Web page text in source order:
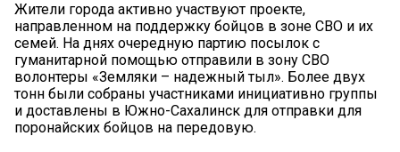
Жители города активно участвуют проекте,
направленном на поддержку бойцов в зоне СВО и их
семей. На днях очередную партию посылок с
гуманитарной помощью отправили в зону СВО
волонтеры «Земляки – надежный тыл». Более двух
тонн были собраны участниками инициативно группы
и доставлены в Южно-Сахалинск для отправки для
поронайских бойцов на передовую.